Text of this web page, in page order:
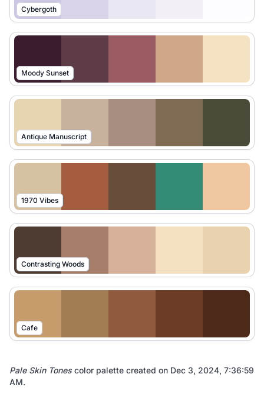
Cybergoth
Moody Sunset
Antique Manuscript
1970 Vibes
Contrasting Woods
Cafe
Pale Skin Tones color palette created on Dec 3, 2024, 7:36:59
AM.